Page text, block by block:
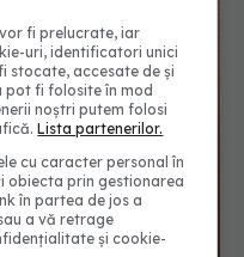
fi prelucrate, iar
uri, identificatori unici
stocate, accesate de și
pot fi folosite în mod
noștri putem folosi
Lista partenerilor.
cu caracter personal în
obiecta prin gestionarea
în partea de jos a
a vă retrage
și cookie-